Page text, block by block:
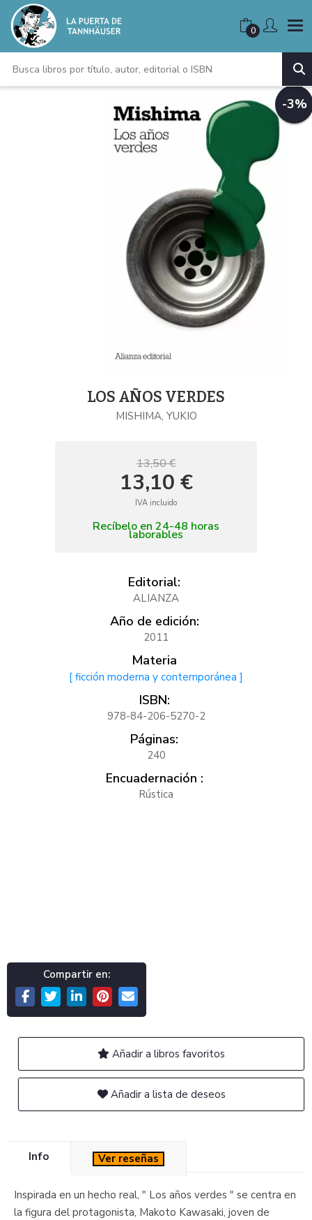
0
-3%
LOS AÑOS VERDES
MISHIMA, YUKIO
13,50 €
13,10 €
IVA incluido
Recíbelo en 24-48 horas
laborables
Editorial:
ALIANZA
Año de edición:
2011
Materia
[ ficción moderna y contemporánea ]
ISBN:
978-84-206-5270-2
Páginas:
240
Encuadernación :
Rústica
Compartir en:
Añadir a libros favoritos
Añadir a lista de deseos
Info Ver reseñas
Inspirada en un hecho real, " Los años verdes " se centra en
la figura del protagonista, Makoto Kawasaki, joven de